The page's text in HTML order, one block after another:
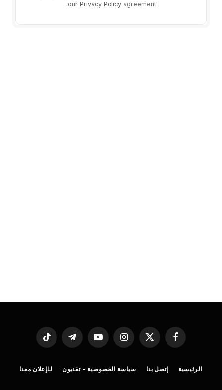
our Privacy Policyagreement.
فيسبوك
X
الانستغراميوتيوب تيلقرام تيكتوك
الرئيسية إتصل بنا سياسة الخصوصية – تقنيون للإعلان معنا